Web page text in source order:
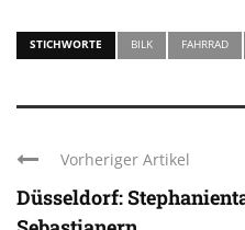
STICHWORTE BILK FAHRRAD
Vorheriger Artikel
Düsseldorf: